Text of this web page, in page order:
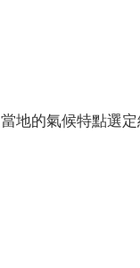
地的氣候特點選